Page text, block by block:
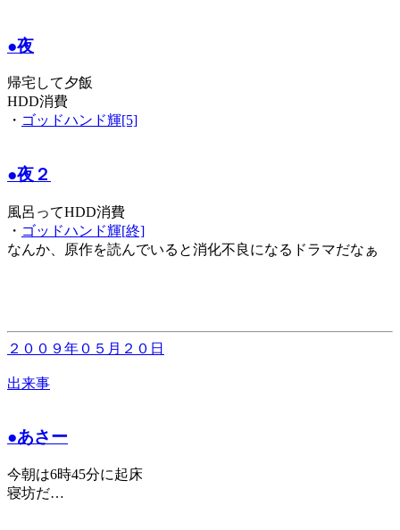
●夜
帰宅して夕飯
HDD消費
・ ゴッドハンド輝[5]
●夜２
風呂ってHDD消費
・ ゴッドハンド輝[終]
なんか、原作を読んでいると消化不良になるドラマだなぁ
２００９年０５月２０日
出来事
●あさー
今朝は6時45分に起床
寝坊だ…